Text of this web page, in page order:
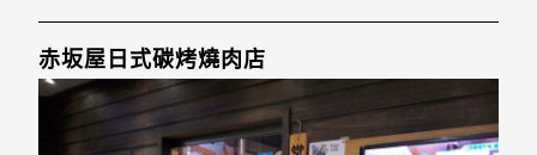
赤坂屋日式碳烤燒肉店